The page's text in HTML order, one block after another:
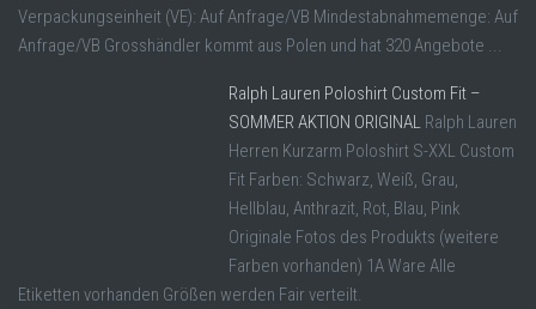
Verpackungseinheit (VE): Auf Anfrage/VB Mindestabnahmemenge: Auf
Anfrage/VB Grosshändler kommt aus Polen und hat 320 Angebote ...
Ralph Lauren Poloshirt Custom Fit –
SOMMER AKTION ORIGINAL Ralph Lauren
Herren Kurzarm Poloshirt S-XXL Custom
Fit Farben: Schwarz, Weiß, Grau,
Hellblau, Anthrazit, Rot, Blau, Pink
Originale Fotos des Produkts (weitere
Farben vorhanden) 1A Ware Alle
Etiketten vorhanden Größen werden Fair verteilt.